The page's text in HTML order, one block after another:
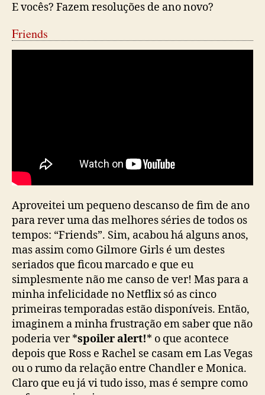
E vocês? Fazem resoluções de ano novo?
Friends
Aproveitei um pequeno descanso de fim de ano
para rever uma das melhores séries de todos os
tempos: “Friends”. Sim, acabou há alguns anos,
mas assim como Gilmore Girls é um destes
seriados que ficou marcado e que eu
simplesmente não me canso de ver! Mas para a
minha infelicidade no Netflix só as cinco
primeiras temporadas estão disponíveis. Então,
imaginem a minha frustração em saber que não
poderia ver *spoiler alert!* o que acontece
depois que Ross e Rachel se casam em Las Vegas
ou o rumo da relação entre Chandler e Monica.
Claro que eu já vi tudo isso, mas é sempre como